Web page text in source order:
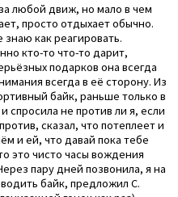
любой движ, но мало в чем
просто отдыхает обычно.
как реагировать.
кто-то что-то дарит,
подарков она всегда
всегда в её сторону. Из
байк, раньше только в
спросила не против ли я, если
сказал, что потеплеет и
и ей, что давай пока тебе
это чисто часы вождения
пару дней позвонила, я на
байк, предложил С.